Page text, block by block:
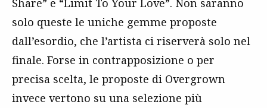
Share” e “Limit To Your Love”. Non saranno
solo queste le uniche gemme proposte
dall’esordio, che l’artista ci riserverà solo nel
finale. Forse in contrapposizione o per
precisa scelta, le proposte di Overgrown
invece vertono su una selezione più